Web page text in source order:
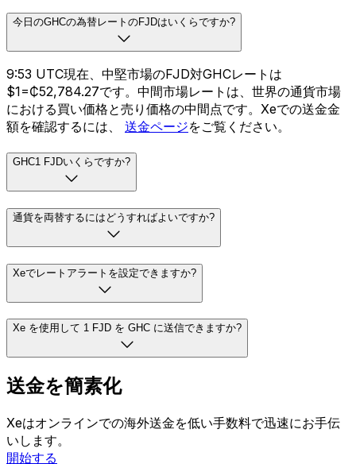
今日のGHCの為替レートのFJDはいくらですか?
9:53 UTC現在、中堅市場のFJD対GHCレートは
$1=₵52,784.27です。中間市場レートは、世界の通貨市場
における買い価格と売り価格の中間点です。Xeでの送金金
額を確認するには、 送金ページをご覧ください。
GHC1 FJDいくらですか?
通貨を両替するにはどうすればよいですか?
Xeでレートアラートを設定できますか?
Xe を使用して 1 FJD を GHC に送信できますか?
送金を簡素化
Xeはオンラインでの海外送金を低い手数料で迅速にお手伝
いします。
開始する